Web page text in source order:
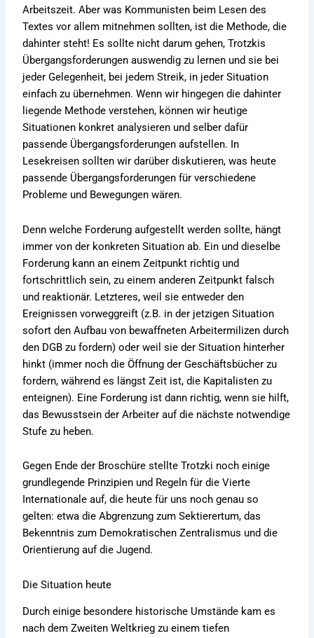
Arbeitszeit. Aber was Kommunisten beim Lesen des
Textes vor allem mitnehmen sollten, ist die Methode, die
dahinter steht! Es sollte nicht darum gehen, Trotzkis
Übergangsforderungen auswendig zu lernen und sie bei
jeder Gelegenheit, bei jedem Streik, in jeder Situation
einfach zu übernehmen. Wenn wir hingegen die dahinter
liegende Methode verstehen, können wir heutige
Situationen konkret analysieren und selber dafür
passende Übergangsforderungen aufstellen. In
Lesekreisen sollten wir darüber diskutieren, was heute
passende Übergangsforderungen für verschiedene
Probleme und Bewegungen wären.
Denn welche Forderung aufgestellt werden sollte, hängt
immer von der konkreten Situation ab. Ein und dieselbe
Forderung kann an einem Zeitpunkt richtig und
fortschrittlich sein, zu einem anderen Zeitpunkt falsch
und reaktionär. Letzteres, weil sie entweder den
Ereignissen vorweggreift (z.B. in der jetzigen Situation
sofort den Aufbau von bewaffneten Arbeitermilizen durch
den DGB zu fordern) oder weil sie der Situation hinterher
hinkt (immer noch die Öffnung der Geschäftsbücher zu
fordern, während es längst Zeit ist, die Kapitalisten zu
enteignen). Eine Forderung ist dann richtig, wenn sie hilft,
das Bewusstsein der Arbeiter auf die nächste notwendige
Stufe zu heben.
Gegen Ende der Broschüre stellte Trotzki noch einige
grundlegende Prinzipien und Regeln für die Vierte
Internationale auf, die heute für uns noch genau so
gelten: etwa die Abgrenzung zum Sektierertum, das
Bekenntnis zum Demokratischen Zentralismus und die
Orientierung auf die Jugend.
Die Situation heute
Durch einige besondere historische Umstände kam es
nach dem Zweiten Weltkrieg zu einem tiefen